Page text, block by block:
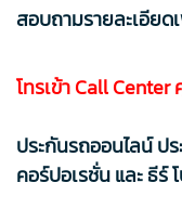
สอบถามรายละเอียด
โทรเข้า Call
ประกันรถออนไลน์ ป
คอร์ปอเรชั่น และ ธีร์